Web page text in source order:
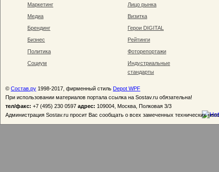
Маркетинг
Медиа
Брендинг
Бизнес
Политика
Социум
Лицо рынка
Визитка
Герои DIGITAL
Рейтинги
Фоторепортажи
Индустриальные
стандарты
© Состав.ру 1998-2017, фирменный стиль Depot WPF
При использовании материалов портала ссылка на Sostav.ru обязательна!
тел/факс: +7 (495) 230 0597 адрес: 109004, Москва, Полковая 3/3
Администрация Sostav.ru просит Вас сообщать о всех замеченных технических